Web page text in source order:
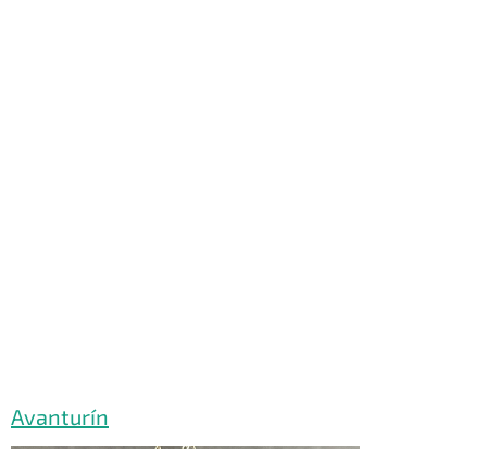
Avanturín